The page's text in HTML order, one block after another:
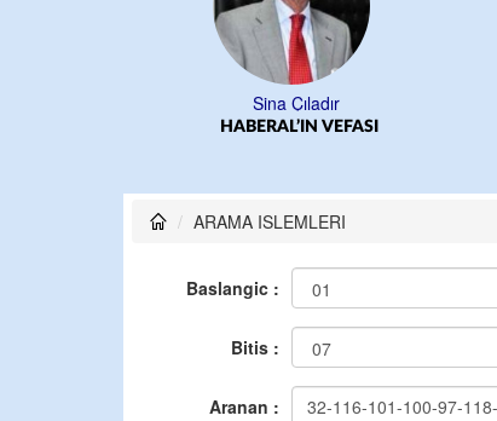
Sina Çıladır
HABERAL’IN VEFASI
ARAMA ISLEMLERI
Baslangic :
Bitis :
Aranan :